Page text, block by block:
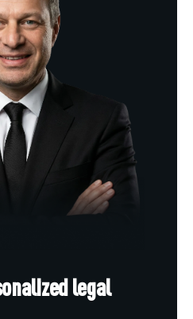
legal